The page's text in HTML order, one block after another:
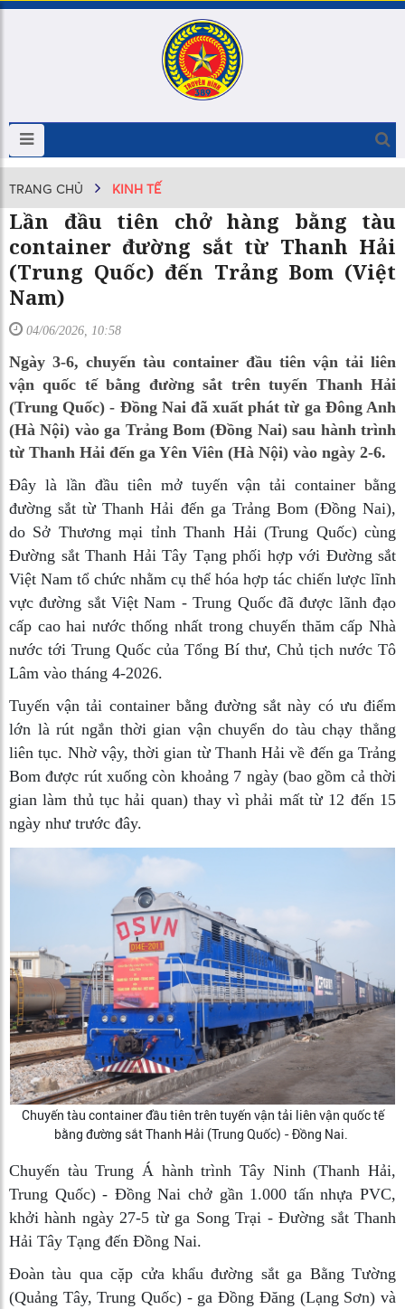
TRANG CHỦ KINH TẾ
Lần đầu tiên chở hàng bằng tàu
container đường sắt từ Thanh Hải
(Trung Quốc) đến Trảng Bom (Việt
Nam)
04/06/2026, 10:58
Ngày 3-6, chuyến tàu container đầu tiên vận tải liên
vận quốc tế bằng đường sắt trên tuyến Thanh Hải
(Trung Quốc) - Đồng Nai đã xuất phát từ ga Đông Anh
(Hà Nội) vào ga Trảng Bom (Đồng Nai) sau hành trình
từ Thanh Hải đến ga Yên Viên (Hà Nội) vào ngày 2-6.
Đây là lần đầu tiên mở tuyến vận tải container bằng
đường sắt từ Thanh Hải đến ga Trảng Bom (Đồng Nai),
do Sở Thương mại tỉnh Thanh Hải (Trung Quốc) cùng
Đường sắt Thanh Hải Tây Tạng phối hợp với Đường sắt
Việt Nam tổ chức nhằm cụ thể hóa hợp tác chiến lược lĩnh
vực đường sắt Việt Nam - Trung Quốc đã được lãnh đạo
cấp cao hai nước thống nhất trong chuyến thăm cấp Nhà
nước tới Trung Quốc của Tổng Bí thư, Chủ tịch nước Tô
Lâm vào tháng 4-2026.
Tuyến vận tải container bằng đường sắt này có ưu điểm
lớn là rút ngắn thời gian vận chuyển do tàu chạy thẳng
liên tục. Nhờ vậy, thời gian từ Thanh Hải về đến ga Trảng
Bom được rút xuống còn khoảng 7 ngày (bao gồm cả thời
gian làm thủ tục hải quan) thay vì phải mất từ 12 đến 15
ngày như trước đây.
Chuyến tàu container đầu tiên trên tuyến vận tải liên vận quốc tế
bằng đường sắt Thanh Hải (Trung Quốc) - Đồng Nai.
Chuyến tàu Trung Á hành trình Tây Ninh (Thanh Hải,
Trung Quốc) - Đồng Nai chở gần 1.000 tấn nhựa PVC,
khởi hành ngày 27-5 từ ga Song Trại - Đường sắt Thanh
Hải Tây Tạng đến Đồng Nai.
Đoàn tàu qua cặp cửa khẩu đường sắt ga Bằng Tường
(Quảng Tây, Trung Quốc) - ga Đồng Đăng (Lạng Sơn) và